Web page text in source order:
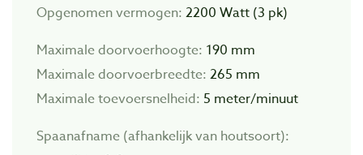
Opgenomen vermogen: 2200 Watt (3 pk)
Maximale doorvoerhoogte: 190 mm
Maximale doorvoerbreedte: 265 mm
Maximale toevoersnelheid: 5 meter/minuut
Spaanafname (afhankelijk van houtsoort):